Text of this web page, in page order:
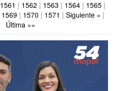
1561 | 1562 | 1563 | 1564 | 1565 |
1569| 1570 | 1571 | Siguiente » |
Última »»